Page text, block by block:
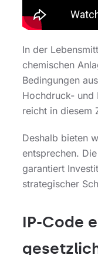
In der
chemischen
Bedingungen
Hochdruck- und
reicht in diesem
Deshalb bieten
entsprechen.
garantiert
strategischer
IP-Code